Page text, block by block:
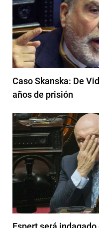
Caso Skanska: De
años de prisión